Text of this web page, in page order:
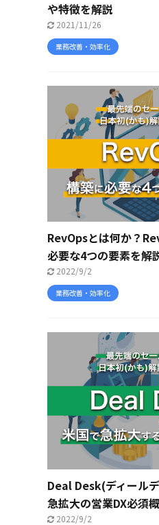
や特徴を解説
2021/11/26
業務改善・効率化
RevOpsとは何か？
必要な4つの要素を解
2022/9/2
業務改善・効率化
Deal Desk(ディール
急拡大の営業DX必須
2022/9/2